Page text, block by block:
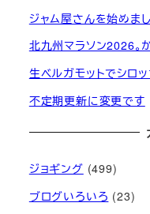
ジャム屋さんを始めま
北九州マラソン2026。
生ベルガモットでシロ
不定期更新に変更です
ジョギング (499)
ブログいろいろ (23)